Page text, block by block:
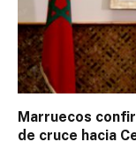
Marruecos
de cruce hacia